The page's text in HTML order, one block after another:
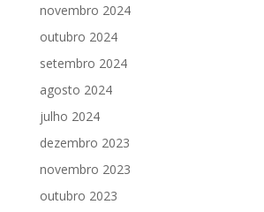
novembro 2024
outubro 2024
setembro 2024
agosto 2024
julho 2024
dezembro 2023
novembro 2023
outubro 2023